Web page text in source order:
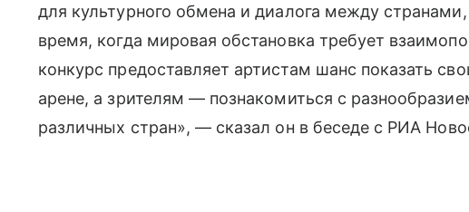
для культурного обмена и диалога между
время, когда мировая обстановка требует
конкурс предоставляет артистам шанс показать
арене, а зрителям — познакомиться с
различных стран», — сказал он в беседе с РИА